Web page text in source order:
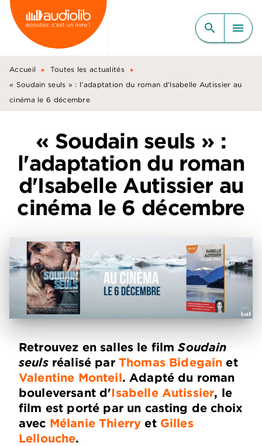
MENU RECHERCHE
CONTENU
PIED DE PAGE
search menu
Accueil • Toutes les actualités •
« Soudain seuls » : l'adaptation du roman d'Isabelle Autissier au
cinéma le 6 décembre
« Soudain seuls » :
l'adaptation du roman
d'Isabelle Autissier au
cinéma le 6 décembre
Retrouvez en salles le filmSoudain
seulsréalisé par Thomas Bidegain et
Valentine Monteil. Adapté du roman
bouleversant d'Isabelle Autissier, le
film est porté par un casting de choix
avec Mélanie Thierry et Gilles
Lellouche.